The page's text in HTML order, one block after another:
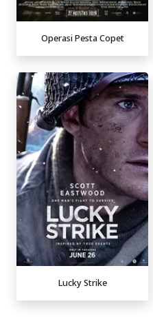
Operasi Pesta Copet
Lucky Strike